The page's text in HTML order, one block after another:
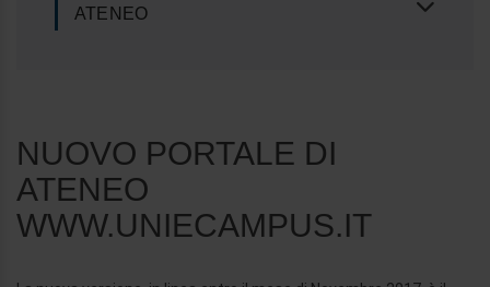
ATENEO
NUOVO PORTALE DI
ATENEO
WWW.UNIECAMPUS.IT